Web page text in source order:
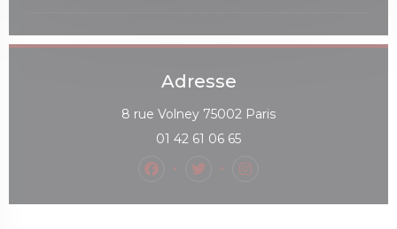
Adresse
8 rue Volney 75002 Paris((ouvre une
01 42 61 06 65
Facebook ((ouvre une nouvelle
Twitter ((ouvre une
Instagram ((ouvre